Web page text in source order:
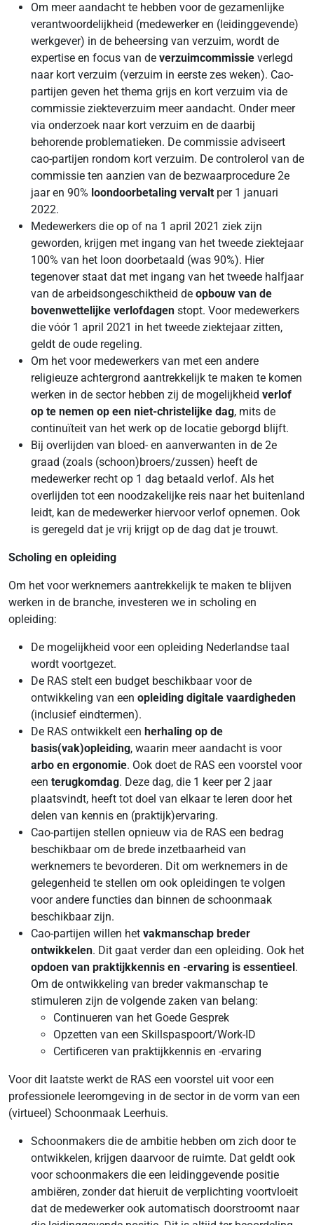
Om meer aandacht te hebben voor de gezamenlijke
verantwoordelijkheid (medewerker en (leidinggevende)
werkgever) in de beheersing van verzuim, wordt de
expertise en focus van de verzuimcommissie verlegd
naar kort verzuim (verzuim in eerste zes weken). Cao-
partijen geven het thema grijs en kort verzuim via de
commissie ziekteverzuim meer aandacht. Onder meer
via onderzoek naar kort verzuim en de daarbij
behorende problematieken. De commissie adviseert
cao-partijen rondom kort verzuim. De controlerol van de
commissie ten aanzien van de bezwaarprocedure 2e
jaar en 90% loondoorbetaling vervalt per 1 januari
2022.
Medewerkers die op of na 1 april 2021 ziek zijn
geworden, krijgen met ingang van het tweede ziektejaar
100% van het loon doorbetaald (was 90%). Hier
tegenover staat dat met ingang van het tweede halfjaar
van de arbeidsongeschiktheid de opbouw van de
bovenwettelijke verlofdagen stopt. Voor medewerkers
die vóór 1 april 2021 in het tweede ziektejaar zitten,
geldt de oude regeling.
Om het voor medewerkers van met een andere
religieuze achtergrond aantrekkelijk te maken te komen
werken in de sector hebben zij de mogelijkheid verlof
op te nemen op een niet-christelijke dag, mits de
continuïteit van het werk op de locatie geborgd blijft.
Bij overlijden van bloed- en aanverwanten in de 2e
graad (zoals (schoon)broers/zussen) heeft de
medewerker recht op 1 dag betaald verlof. Als het
overlijden tot een noodzakelijke reis naar het buitenland
leidt, kan de medewerker hiervoor verlof opnemen. Ook
is geregeld dat je vrij krijgt op de dag dat je trouwt.
Scholing en opleiding
Om het voor werknemers aantrekkelijk te maken te blijven
werken in de branche, investeren we in scholing en
opleiding:
De mogelijkheid voor een opleiding Nederlandse taal
wordt voortgezet.
De RAS stelt een budget beschikbaar voor de
ontwikkeling van een opleiding digitale vaardigheden
(inclusief eindtermen).
De RAS ontwikkelt een herhaling op de
basis(vak)opleiding, waarin meer aandacht is voor
arbo en ergonomie. Ook doet de RAS een voorstel voor
een terugkomdag. Deze dag, die 1 keer per 2 jaar
plaatsvindt, heeft tot doel van elkaar te leren door het
delen van kennis en (praktijk)ervaring.
Cao-partijen stellen opnieuw via de RAS een bedrag
beschikbaar om de brede inzetbaarheid van
werknemers te bevorderen. Dit om werknemers in de
gelegenheid te stellen om ook opleidingen te volgen
voor andere functies dan binnen de schoonmaak
beschikbaar zijn.
Cao-partijen willen het vakmanschap breder
ontwikkelen. Dit gaat verder dan een opleiding. Ook het
opdoen van praktijkkennis en -ervaring is essentieel.
Om de ontwikkeling van breder vakmanschap te
stimuleren zijn de volgende zaken van belang:
Continueren van het Goede Gesprek
Opzetten van een Skillspaspoort/Work-ID
Certificeren van praktijkkennis en -ervaring
Voor dit laatste werkt de RAS een voorstel uit voor een
professionele leeromgeving in de sector in de vorm van een
(virtueel) Schoonmaak Leerhuis.
Schoonmakers die de ambitie hebben om zich door te
ontwikkelen, krijgen daarvoor de ruimte. Dat geldt ook
voor schoonmakers die een leidinggevende positie
ambiëren, zonder dat hieruit de verplichting voortvloeit
dat de medewerker ook automatisch doorstroomt naar